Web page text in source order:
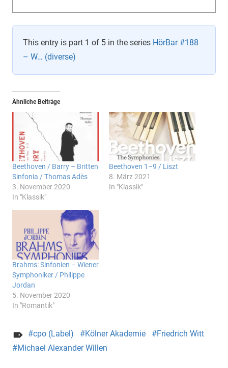
This entry is part 1 of 5 in the series HörBar #188
– W… (diverse)
Ähnliche Beiträge
Beethoven / Barry – Britten
Sinfonia / Thomas Adès
3. November 2020
In "Klassik"
Beethoven 1–9 / Liszt
8. März 2021
In "Klassik"
Brahms: Sinfonien – Wiener
Symphoniker / Philippe
Jordan
5. November 2020
In "Romantik"
cpo (Label) Kölner Akademie
Friedrich Witt
Michael Alexander Willen